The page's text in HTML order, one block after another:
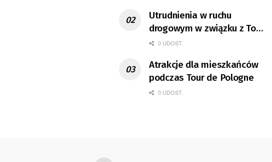
Utrudnienia w ruchu
drogowym w związku z Tour
de Pologne
0 UDOST.
Atrakcje dla mieszkańców
podczas Tour de Pologne
0 UDOST.